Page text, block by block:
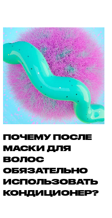
ПОЧЕМУ ПОСЛЕ
МАСКИ ДЛЯ
ВОЛОС
ОБЯЗАТЕЛЬНО
ИСПОЛЬЗОВАТЬ
КОНДИЦИОНЕР?